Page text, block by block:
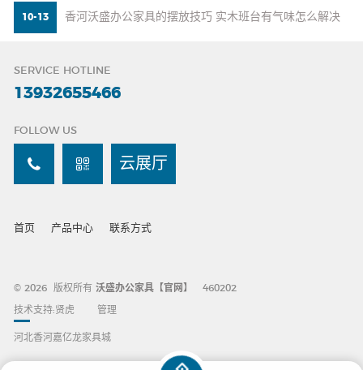
10-13 香河沃盛办公家具的摆放技巧 实木班台有气味怎么解决
SERVICE HOTLINE
13932655466
FOLLOW US
云展厅
首页 产品中心 联系方式
© 2026 版权所有沃盛办公家具【官网】 460202
技术支持:贤虎 管理
河北香河嘉亿龙家具城